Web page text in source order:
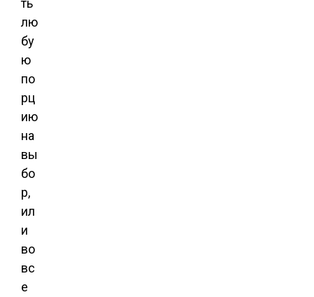
лю
бу
ю
по
рц
ию
на
вы
бо
р,
ил
и
во
вс
е